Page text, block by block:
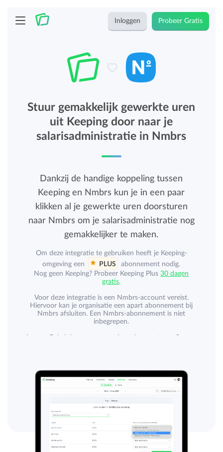
Inloggen Probeer Gratis
Stuur gemakkelijk gewerkte uren
uit Keeping door naar je
salarisadministratie in Nmbrs
Dankzij de handige koppeling tussen
Keeping en Nmbrs kun je in een paar
klikken al je gewerkte uren doorsturen
naar Nmbrs om je salarisadministratie nog
gemakkelijker te maken.
Om deze integratie te gebruiken heeft je Keeping-
omgeving een
PLUS
abonnement nodig.
Nog geen Keeping? Probeer Keeping Plus30 dagen
gratis.
Voor deze integratie is een Nmbrs-account vereist.
Hiervoor kan je organisatie een apart abonnement bij
Nmbrs afsluiten. Een Nmbrs-abonnement is niet
inbegrepen.